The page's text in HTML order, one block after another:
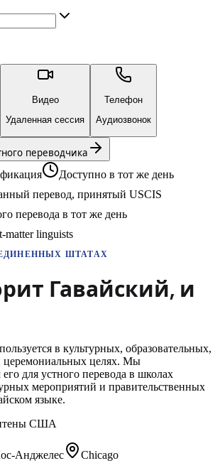
Видео
Удаленная сессия
Телефон
Аудиозвонок
переводчика
Доступно в тот же день
перевод, принятый USCIS
перевода в тот же день
matter linguists
ШТАТАХ
Гавайский, и
в культурных, образовательных,
церемониальных целях. Мы
для устного перевода в школах
мероприятий и правительственных
языке.
США
Анджелес
Chicago